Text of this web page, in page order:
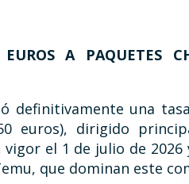
A PAQUETES
definitivamente una
euros), dirigido
el 1 de julio de
que dominan este